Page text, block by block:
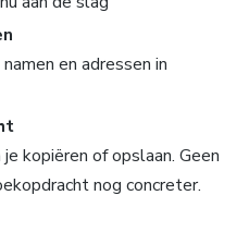
en adressen in
kopiëren of opslaan. Geen
nog concreter.